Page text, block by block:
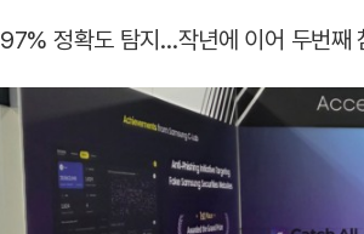
97% 정확도 탐지…작년에 이어 두번째